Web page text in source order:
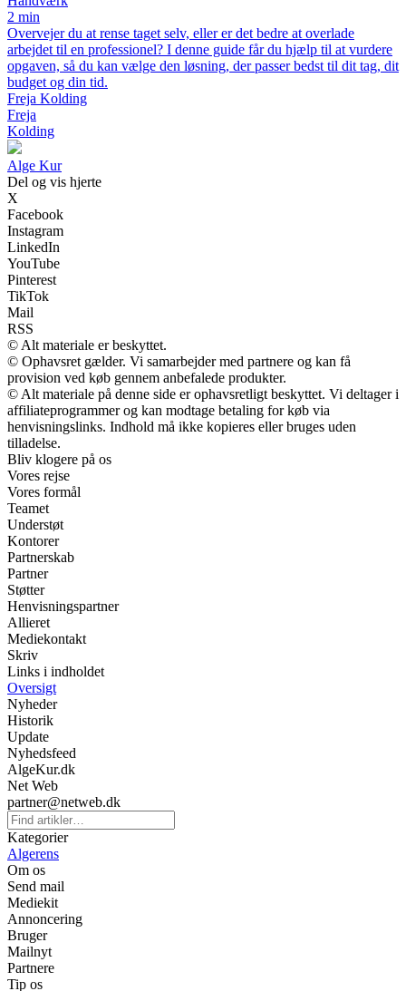
2 min
Overvejer du at rense taget selv, eller er det bedre at overlade
arbejdet til en professionel? I denne guide får du hjælp til at vurdere
opgaven, så du kan vælge den løsning, der passer bedst til dit tag, dit
budget og din tid.
Freja Kolding
Freja
Kolding
Alge Kur
Del og vis hjerte
X
Facebook
Instagram
LinkedIn
YouTube
Pinterest
TikTok
Mail
RSS
© Alt materiale er beskyttet.
© Ophavsret gælder. Vi samarbejder med partnere og kan få
provision ved køb gennem anbefalede produkter.
© Alt materiale på denne side er ophavsretligt beskyttet. Vi deltager i
affiliateprogrammer og kan modtage betaling for køb via
henvisningslinks. Indhold må ikke kopieres eller bruges uden
tilladelse.
Bliv klogere på os
Vores rejse
Vores formål
Teamet
Understøt
Kontorer
Partnerskab
Partner
Støtter
Henvisningspartner
Allieret
Mediekontakt
Skriv
Links i indholdet
Oversigt
Nyheder
Historik
Update
Nyhedsfeed
AlgeKur.dk
Net Web
partner@netweb.dk
Kategorier
Algerens
Om os
Send mail
Mediekit
Annoncering
Bruger
Mailnyt
Partnere
Tip os